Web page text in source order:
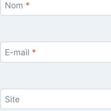
Nom *
E-mail *
Site